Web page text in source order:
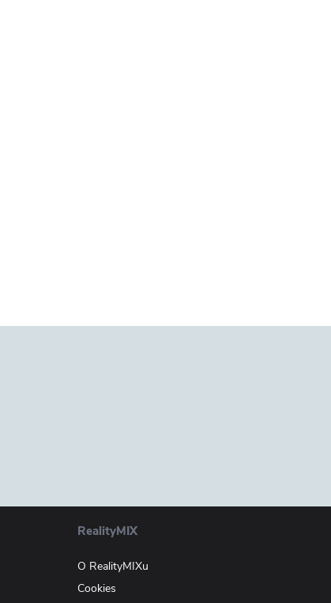
RealityMIX
O RealityMIXu
Cookies